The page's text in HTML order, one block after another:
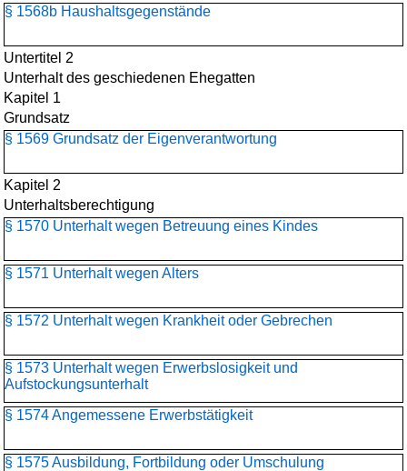
§ 1568b Haushaltsgegenstände
Untertitel 2
Unterhalt des geschiedenen Ehegatten
Kapitel 1
Grundsatz
§ 1569 Grundsatz der Eigenverantwortung
Kapitel 2
Unterhaltsberechtigung
§ 1570 Unterhalt wegen Betreuung eines Kindes
§ 1571 Unterhalt wegen Alters
§ 1572 Unterhalt wegen Krankheit oder Gebrechen
§ 1573 Unterhalt wegen Erwerbslosigkeit und
Aufstockungsunterhalt
§ 1574 Angemessene Erwerbstätigkeit
§ 1575 Ausbildung, Fortbildung oder Umschulung